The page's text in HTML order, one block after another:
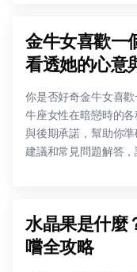
金牛女喜歡一
看透她的心意
你是否好奇金牛女喜
牛座女性在暗戀時的
與後期承諾，幫助你
建議和常見問題解答，
水晶果是什麼
嚐全攻略